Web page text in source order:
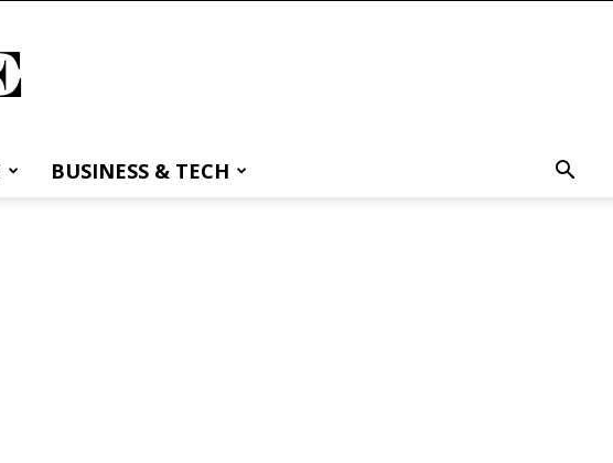
BUSINESS & TECH